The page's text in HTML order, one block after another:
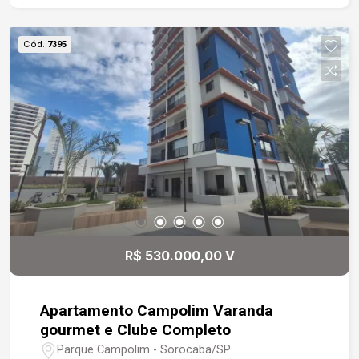
corporativo moderno, ideal para profissionais e
empresas que desejam transmitir credibilidade e
sofisticação aos clientes. Localização
privilegiada na Avenida General Osório, com fácil
acesso às principais vias da cidade, próximo a
comércios, bancos, restaurantes e diversos
serviços. Uma ótima oportunidade para instalar
sua empresa em uma região valorizada de
Sorocaba.
Cód. 7395
R$ 530.000,00 V
Apartamento Campolim Varanda
gourmet e Clube Completo
Parque Campolim - Sorocaba/SP